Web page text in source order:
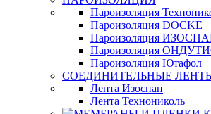
Пароизоляция
Пароизоляция DOCKE
Пароизоляция
Пароизоляция
Пароизоляция Ютафол
СОЕДИНИТЕЛЬНЫЕ
Лента Изоспан
Лента Технониколь